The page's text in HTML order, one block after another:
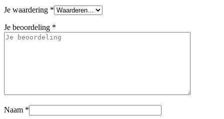
Je waardering *
Je beoordeling *
Naam *